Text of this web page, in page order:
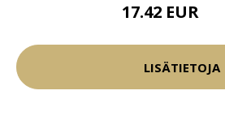
17.42 EUR
LISÄTIETOJA